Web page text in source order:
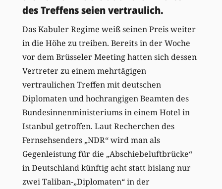
des Treffens seien vertraulich.
Das Kabuler Regime weiß seinen Preis weiter
in die Höhe zu treiben. Bereits in der Woche
vor dem Brüsseler Meeting hatten sich dessen
Vertreter zu einem mehrtägigen
vertraulichen Treffen mit deutschen
Diplomaten und hochrangigen Beamten des
Bundesinnenministeriums in einem Hotel in
Istanbul getroffen. Laut Recherchen des
Fernsehsenders „NDR“ wird man als
Gegenleistung für die „Abschiebeluftbrücke“
in Deutschland künftig acht statt bislang nur
zwei Taliban-„Diplomaten“ in der